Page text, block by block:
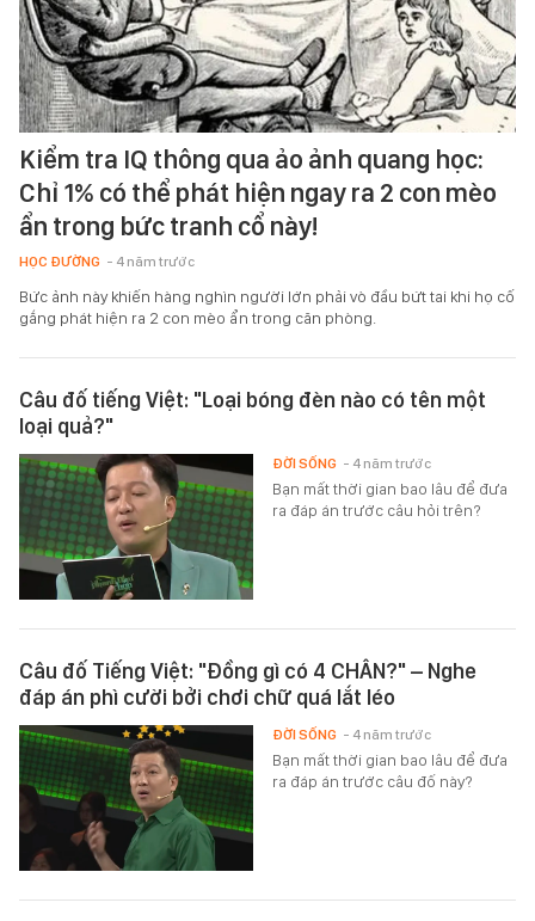
Kiểm tra IQ thông qua ảo ảnh quang học:
Chỉ 1% có thể phát hiện ngay ra 2 con mèo
ẩn trong bức tranh cổ này!
HỌC ĐƯỜNG - 4 năm trước
Bức ảnh này khiến hàng nghìn người lớn phải vò đầu bứt tai khi họ cố
gắng phát hiện ra 2 con mèo ẩn trong căn phòng.
Câu đố tiếng Việt: "Loại bóng đèn nào có tên một
loại quả?"
Bạn mất thời gian bao lâu để đưa
ra đáp án trước câu hỏi trên?
ĐỜI SỐNG - 4 năm trước
Câu đố Tiếng Việt: "Đồng gì có 4 CHÂN?" – Nghe
đáp án phì cười bởi chơi chữ quá lắt léo
Bạn mất thời gian bao lâu để đưa
ra đáp án trước câu đố này?
ĐỜI SỐNG - 4 năm trước